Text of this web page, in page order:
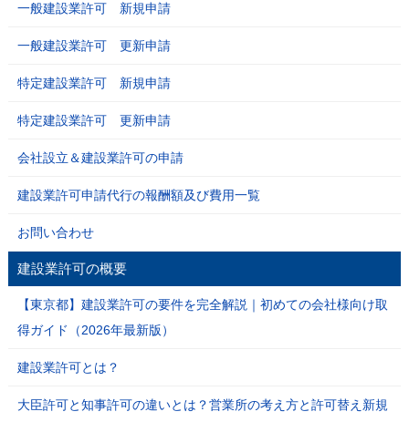
一般建設業許可 新規申請
一般建設業許可 更新申請
特定建設業許可 新規申請
特定建設業許可 更新申請
会社設立＆建設業許可の申請
建設業許可申請代行の報酬額及び費用一覧
お問い合わせ
建設業許可の概要
【東京都】建設業許可の要件を完全解説｜初めての会社様向け取
得ガイド（2026年最新版）
建設業許可とは？
大臣許可と知事許可の違いとは？営業所の考え方と許可替え新規